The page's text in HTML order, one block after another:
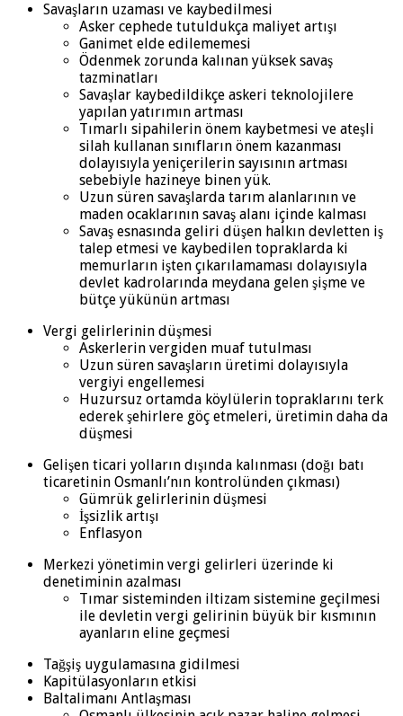
Savaşların uzaması ve kaybedilmesi
Asker cephede tutuldukça maliyet artışı
Ganimet elde edilememesi
Ödenmek zorunda kalınan yüksek savaş
tazminatları
Savaşlar kaybedildikçe askeri teknolojilere
yapılan yatırımın artması
Tımarlı sipahilerin önem kaybetmesi ve ateşli
silah kullanan sınıfların önem kazanması
dolayısıyla yeniçerilerin sayısının artması
sebebiyle hazineye binen yük.
Uzun süren savaşlarda tarım alanlarının ve
maden ocaklarının savaş alanı içinde kalması
Savaş esnasında geliri düşen halkın devletten iş
talep etmesi ve kaybedilen topraklarda ki
memurların işten çıkarılamaması dolayısıyla
devlet kadrolarında meydana gelen şişme ve
bütçe yükünün artması
Vergi gelirlerinin düşmesi
Askerlerin vergiden muaf tutulması
Uzun süren savaşların üretimi dolayısıyla
vergiyi engellemesi
Huzursuz ortamda köylülerin topraklarını terk
ederek şehirlere göç etmeleri, üretimin daha da
düşmesi
Gelişen ticari yolların dışında kalınması (doğı batı
ticaretinin Osmanlı’nın kontrolünden çıkması)
Gümrük gelirlerinin düşmesi
İşsizlik artışı
Enflasyon
Merkezi yönetimin vergi gelirleri üzerinde ki
denetiminin azalması
Tımar sisteminden iltizam sistemine geçilmesi
ile devletin vergi gelirinin büyük bir kısmının
ayanların eline geçmesi
Tağşiş uygulamasına gidilmesi
Kapitülasyonların etkisi
Baltalimanı Antlaşması